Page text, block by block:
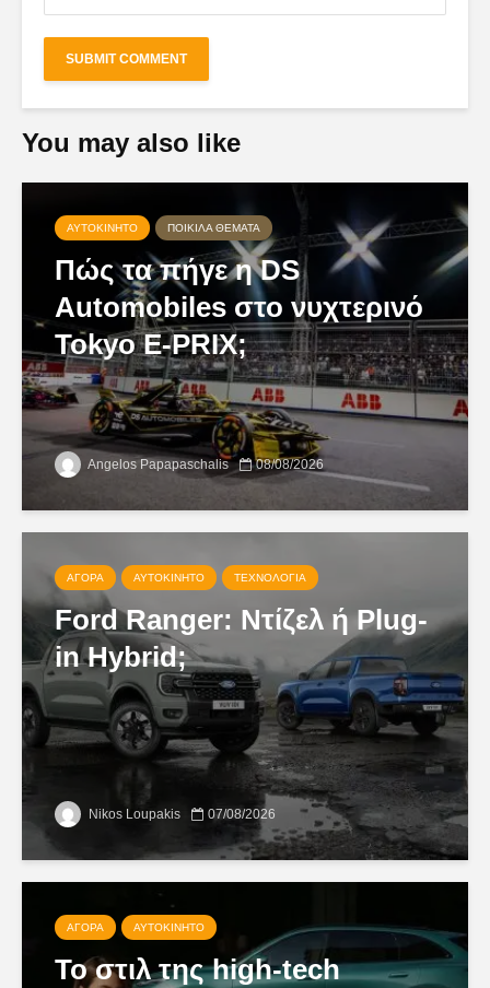
You may also like
ΑΥΤΟΚΊΝΗΤΟ ΠΟΙΚΊΛΑ ΘΈΜΑΤΑ
Πώς τα πήγε η DS
Automobiles στο νυχτερινό
Tokyo E-PRIX;
Angelos Papapaschalis 08/08/2026
ΑΓΟΡΆ ΑΥΤΟΚΊΝΗΤΟ ΤΕΧΝΟΛΟΓΊΑ
Ford Ranger: Ντίζελ ή Plug-
in Hybrid;
Nikos Loupakis 07/08/2026
ΑΓΟΡΆ ΑΥΤΟΚΊΝΗΤΟ
Το στιλ της high-tech